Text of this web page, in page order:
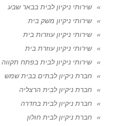
שירותי ניקיון לבית בבאר שבע
שירותי ניקיון משק בית
שירותי ניקיון עוזרות בית
שירותי ניקיון עוזרת בית
שירותי ניקיון לבית בפתח תקווה
חברת ניקיון לבתים בבית שמש
חברת ניקיון לבית הרצליה
חברת ניקיון לבית בחדרה
חברת ניקיון לבית חולון